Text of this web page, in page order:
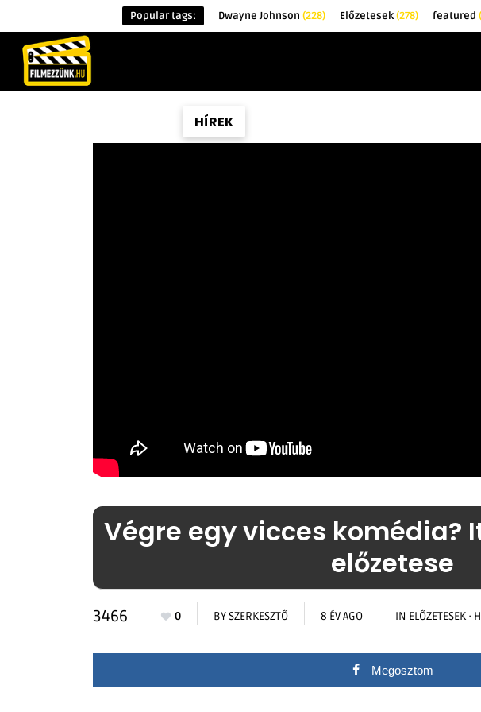
Popular tags: Dwayne Johnson (228) Előzetesek(278) featured
HÍREK
Végre egy vicces komédia?
előzetese
3466 0 BYSZERKESZTŐ 8 ÉV AGO IN ELŐZETESEK ·
Megosztom